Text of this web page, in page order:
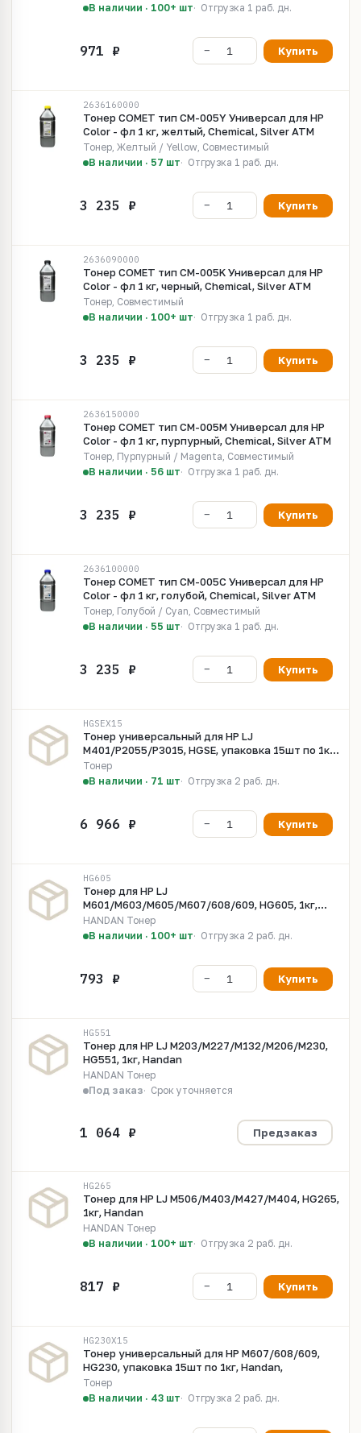
В наличии · 100+ шт Отгрузка 1 раб. дн.
Купить
2636160000
Тонер COMET тип CM-005Y Универсал для HP
Color - фл 1 кг, желтый, Chemical, Silver ATM
Тонер, Желтый / Yellow, Совместимый
В наличии · 57 шт
Отгрузка 1 раб. дн.
Купить
2636090000
Тонер COMET тип CM-005K Универсал для HP
Color - фл 1 кг, черный, Chemical, Silver ATM
Тонер, Совместимый
В наличии · 100+ шт
Отгрузка 1 раб. дн.
Купить
2636150000
Тонер COMET тип CM-005M Универсал для HP
Color - фл 1 кг, пурпурный, Chemical, Silver ATM
Тонер, Пурпурный / Magenta, Совместимый
В наличии · 56 шт
Отгрузка 1 раб. дн.
Купить
2636100000
Тонер COMET тип CM-005C Универсал для HP
Color - фл 1 кг, голубой, Chemical, Silver ATM
Тонер, Голубой / Cyan, Совместимый
В наличии · 55 шт
Отгрузка 1 раб. дн.
Купить
HGSEX15
Тонер универсальный для HP LJ
M401/P2055/P3015, HGSE, упаковка 15шт по 1кг,
Handan,
Тонер
В наличии · 71 шт
Отгрузка 2 раб. дн.
Купить
HG605
Тонер для HP LJ
M601/M603/M605/M607/608/609, HG605, 1кг,
Handan
HANDAN Тонер
В наличии · 100+ шт
Отгрузка 2 раб. дн.
Купить
HG551
Тонер для HP LJ M203/M227/M132/M206/M230,
HG551, 1кг, Handan
HANDAN Тонер
Под заказ
Срок уточняется
Предзаказ
HG265
Тонер для HP LJ M506/M403/M427/M404, HG265,
1кг, Handan
HANDAN Тонер
В наличии · 100+ шт
Отгрузка 2 раб. дн.
Купить
HG230X15
Тонер универсальный для HP M607/608/609,
HG230, упаковка 15шт по 1кг, Handan,
Тонер
В наличии · 43 шт
Отгрузка 2 раб. дн.